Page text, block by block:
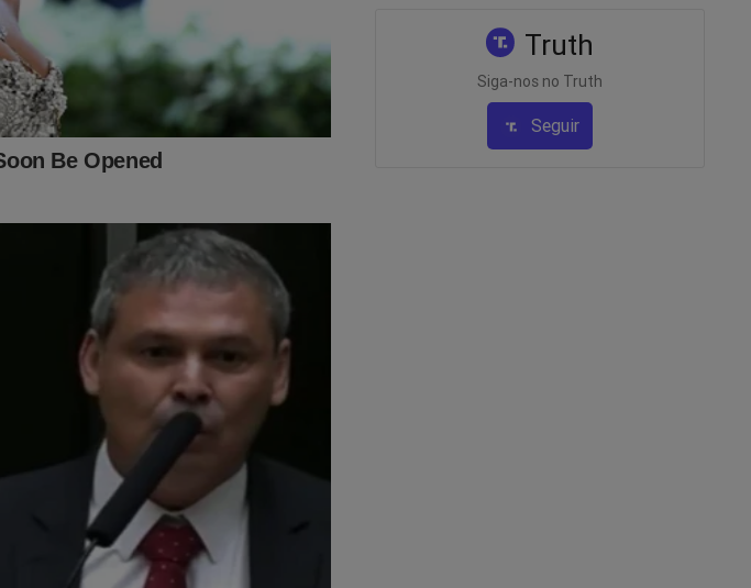
"O Fantasma do Alvorada - A Volta
livro. Confira: Truth
Siga-nos no Truth
Seguir